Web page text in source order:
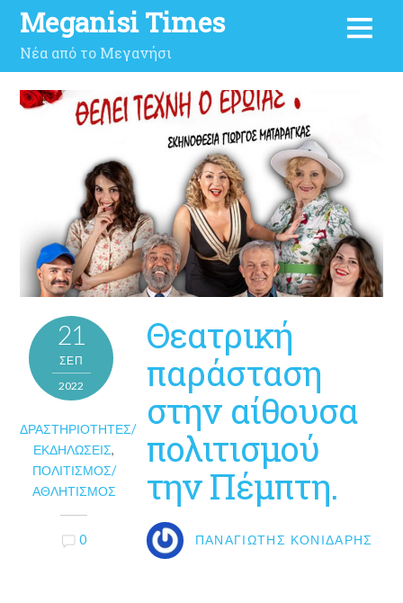
Meganisi Times
Νέα από το Μεγανήσι
21
ΣΕΠ
2022
ΔΡΑΣΤΗΡΙΌΤΗΤΕΣ/
ΕΚΔΗΛΏΣΕΙΣ,
ΠΟΛΙΤΙΣΜΌΣ/
ΑΘΛΗΤΙΣΜΌΣ
0
Θεατρική
παράσταση
στην αίθουσα
πολιτισμού
την Πέμπτη.
ΠΑΝΑΓΙΏΤΗΣ ΚΟΝΙΔΆΡΗΣ